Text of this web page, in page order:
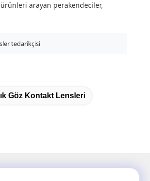
arayan perakendeciler,
tedarikçisi
Göz Kontakt Lensleri